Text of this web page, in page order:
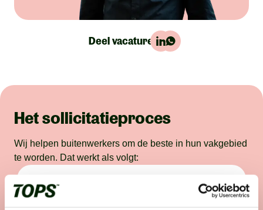
Deel vacature:
Het sollicitatieproces
Wij helpen buitenwerkers om de beste in hun vakgebied
te worden. Dat werkt als volgt: